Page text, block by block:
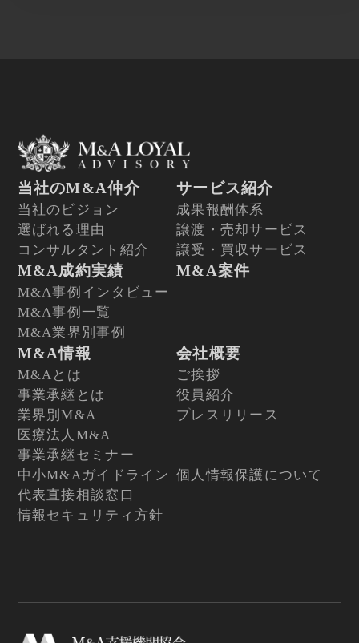
当社のM&A仲介
当社のビジョン
選ばれる理由
コンサルタント紹介
サービス紹介
成果報酬体系
譲渡・売却サービス
譲受・買収サービス
M&A成約実績
M&A事例インタビュー
M&A事例一覧
M&A業界別事例
M&A案件
M&A情報
M&Aとは
事業承継とは
業界別M&A
医療法人M&A
事業承継セミナー
会社概要
ご挨拶
役員紹介
プレスリリース
中小M&Aガイドライン
代表直接相談窓口
個人情報保護について
情報セキュリティ方針